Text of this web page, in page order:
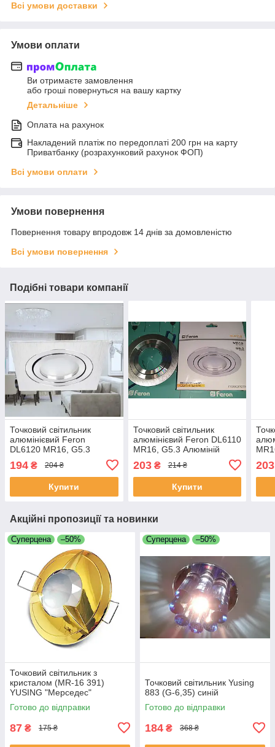
Всі умови доставки
Умови оплати
Ви отримаєте замовлення
або гроші повернуться на вашу картку
Детальніше
Оплата на рахунок
Накладений платіж по передоплаті 200 грн на карту
Приватбанку (розрахунковий рахунок ФОП)
Всі умови оплати
Умови повернення
Повернення товару впродовж 14 днів за домовленістю
Всі умови повернення
Подібні товари компанії
Точковий світильник
алюмінієвий Feron
DL6120 MR16, G5.3
194 ₴ 204 ₴
Купити
Точковий світильник
алюмінієвий Feron DL6110
MR16, G5.3 Алюміній
203₴ 214 ₴
Купити
203
Акційні пропозиції та новинки
Суперцена –50%
Точковий світильник з
кристалом (MR-16 391)
YUSING "Мерседес"
Готово до відправки
87 ₴ 175 ₴
Суперцена –50%
Точковий світильник Yusing
883 (G-6,35) синій
Готово до відправки
184 ₴ 368 ₴